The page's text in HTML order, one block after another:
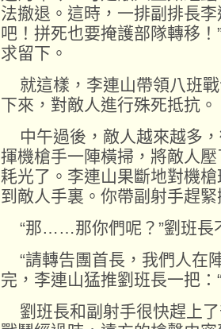
法撤退。這時，一排副排長
吧！拼死也要掩護部隊轉移
求留下。
就這樣，李連山帶領八班
下來，對敵人進行殊死抵抗。
中午過後，敵人越來越多
揮機槍手一陣橫掃，將敵人
耗光了。李連山果斷地對機
到敵人手裏。你帶副射手趕
“那……那你們呢？”劉班長
“請轉告團首長，我們人在
完，李連山猛推劉班長一把：
劉班長和副射手很快趕上